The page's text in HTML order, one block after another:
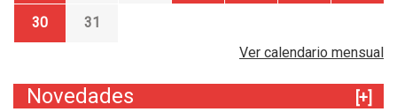
30
31
Ver calendario mensual
Novedades
[+]